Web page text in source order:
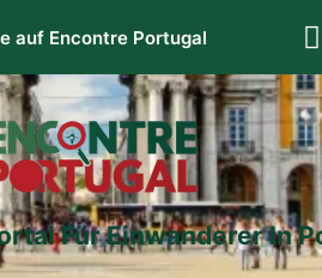
auf Encontre Portugal
Für Einwanderer In